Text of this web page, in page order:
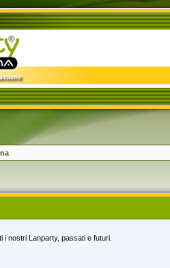
i nostri Lanparty, passati e futuri.